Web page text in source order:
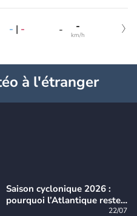
- | - - -
km/h
à l'étranger
Saison cyclonique 2026 :
pourquoi l’Atlantique reste
22/07